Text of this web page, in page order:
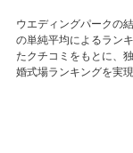
ウエディングパークの
の単純平均によるラン
たクチコミをもとに、
婚式場ランキングを実現